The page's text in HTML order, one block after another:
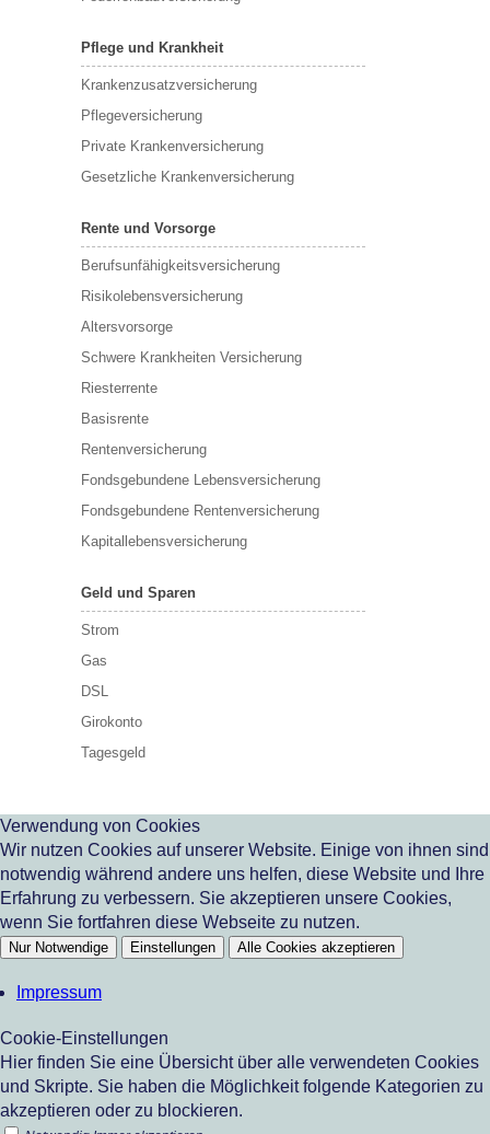
Pflege und Krankheit
Krankenzusatzversicherung
Pflegeversicherung
Private Krankenversicherung
Gesetzliche Krankenversicherung
Rente und Vorsorge
Berufs­unfähigkeitsversicherung
Risikolebensversicherung
Altersvorsorge
Schwere Krankheiten Versicherung
Riesterrente
Basisrente
Rentenversicherung
Fondsgebundene Lebensversicherung
Fondsgebundene Rentenversicherung
Kapitallebensversicherung
Geld und Sparen
Strom
Gas
DSL
Girokonto
Tagesgeld
Verwendung von Cookies
Wir nutzen Cookies auf unserer Website. Einige von ihnen sind
notwendig während andere uns helfen, diese Website und Ihre
Erfahrung zu verbessern. Sie akzeptieren unsere Cookies,
wenn Sie fortfahren diese Webseite zu nutzen.
Nur Notwendige Einstellungen Alle Cookies akzeptieren
Impressum
Cookie-Einstellungen
Hier finden Sie eine Übersicht über alle verwendeten Cookies
und Skripte. Sie haben die Möglichkeit folgende Kategorien zu
akzeptieren oder zu blockieren.